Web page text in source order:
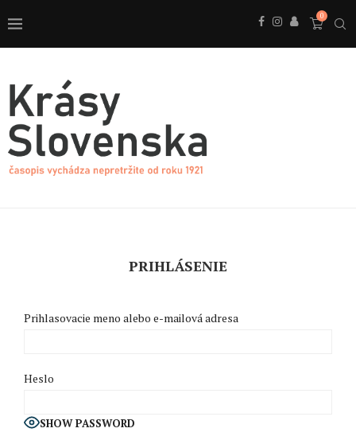
0
PRIHLÁSENIE
Prihlasovacie meno alebo e-mailová adresa
Heslo
SHOW PASSWORD